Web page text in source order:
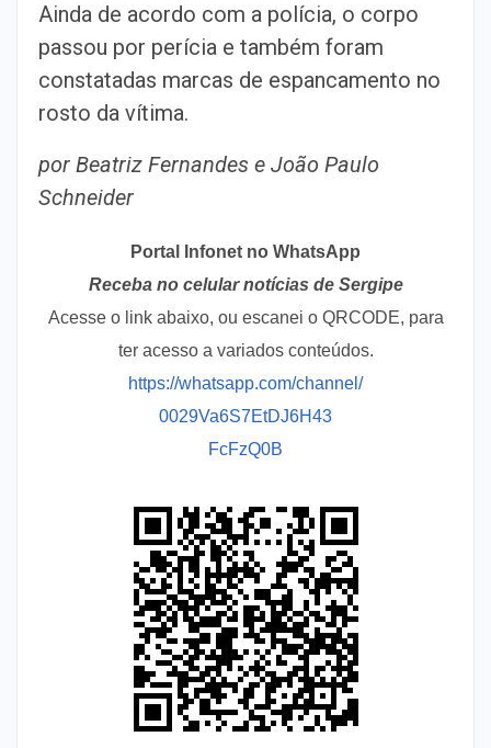
Ainda de acordo com a polícia, o corpo
passou por perícia e também foram
constatadas marcas de espancamento no
rosto da vítima.
por Beatriz Fernandes e João Paulo
Schneider
Portal Infonet no WhatsApp
Receba no celular notícias de Sergipe
Acesse o link abaixo, ou escanei o QRCODE, para
ter acesso a variados conteúdos.
https://whatsapp.com/channel/
0029Va6S7EtDJ6H43
FcFzQ0B